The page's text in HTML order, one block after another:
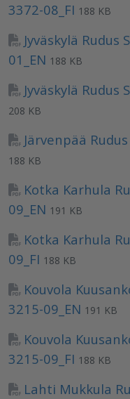
3372-08_FI 188 KB
Jyväskylä
01_EN 188 KB
Jyväskylä
208 KB
Järvenpää
188 KB
Kotka Karhula
09_EN 191 KB
Kotka Karhula
09_FI 188 KB
Kouvola
3215-09_EN 191 KB
Kouvola
3215-09_FI 188 KB
Lahti Mukkula